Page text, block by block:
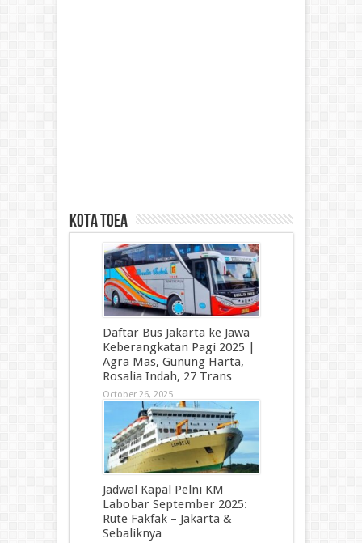
kota toea
Daftar Bus Jakarta ke Jawa
Keberangkatan Pagi 2025 |
Agra Mas, Gunung Harta,
Rosalia Indah, 27 Trans
October 26, 2025
Jadwal Kapal Pelni KM
Labobar September 2025:
Rute Fakfak – Jakarta &
Sebaliknya